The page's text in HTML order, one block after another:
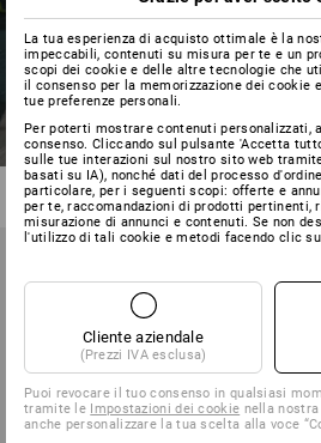
7
a
La tua esperienza di acquisto ottimale è la
impeccabili, contenuti su misura per te e un
scopi dei cookie e delle altre tecnologie che
il consenso per la memorizzazione dei cookie
tue preferenze personali.
Per poterti mostrare contenuti personalizzati,
consenso. Cliccando sul pulsante 'Accetta
sulle tue interazioni sul nostro sito web
basati su IA), nonché dati del processo
particolare, per i seguenti scopi: offerte e
per te, raccomandazioni di prodotti pertinenti,
misurazione di annunci e contenuti. Se non
l'utilizzo di tali cookie e metodi facendo clic
Cliente aziendale
(Prezzi IVA esclusa)
Puoi revocare il tuo consenso in qualsiasi
tramite le Impostazioni dei cookie nella
anche personalizzare la tua scelta alla voce